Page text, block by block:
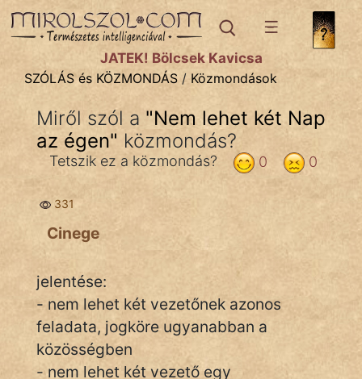
SZÓLÁS ÉS KÖZMONDÁStémák:
Bibliai
Közmondások
Szállóigék
Szóláscsoportok
Szólások
Tréfás
JÁTÉK! Bölcsek Kavicsa
SZÓLÁS és KÖZMONDÁS / Közmondások
Miről szól a "Nem lehet két Nap
az égen" közmondás?
0
0
Tetszik ez a közmondás?
331
Cinege
jelentése:
- nem lehet két vezetőnek azonos
feladata, jogköre ugyanabban a
közösségben
- nem lehet két vezető egy